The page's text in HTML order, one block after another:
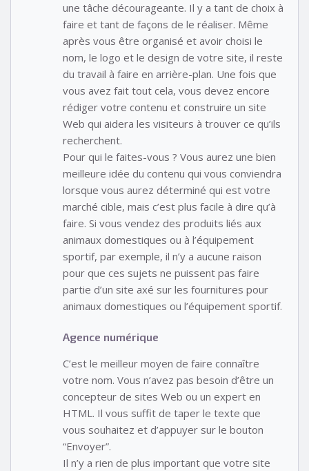
une tâche décourageante. Il y a tant de choix à
faire et tant de façons de le réaliser. Même
après vous être organisé et avoir choisi le
nom, le logo et le design de votre site, il reste
du travail à faire en arrière-plan. Une fois que
vous avez fait tout cela, vous devez encore
rédiger votre contenu et construire un site
Web qui aidera les visiteurs à trouver ce qu’ils
recherchent.
Pour qui le faites-vous ? Vous aurez une bien
meilleure idée du contenu qui vous conviendra
lorsque vous aurez déterminé qui est votre
marché cible, mais c’est plus facile à dire qu’à
faire. Si vous vendez des produits liés aux
animaux domestiques ou à l’équipement
sportif, par exemple, il n’y a aucune raison
pour que ces sujets ne puissent pas faire
partie d’un site axé sur les fournitures pour
animaux domestiques ou l’équipement sportif.
Agence numérique
C’est le meilleur moyen de faire connaître
votre nom. Vous n’avez pas besoin d’être un
concepteur de sites Web ou un expert en
HTML. Il vous suffit de taper le texte que
vous souhaitez et d’appuyer sur le bouton
“Envoyer”.
Il n’y a rien de plus important que votre site